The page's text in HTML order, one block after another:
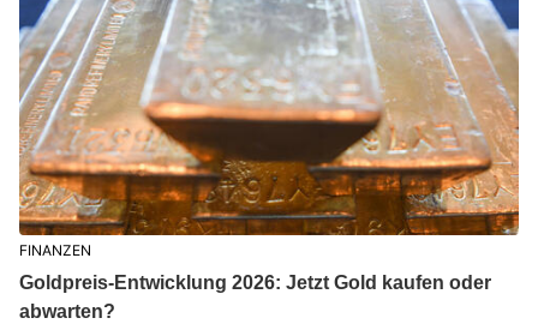
FINANZEN
Goldpreis-Entwicklung 2026: Jetzt Gold kaufen oder
abwarten?